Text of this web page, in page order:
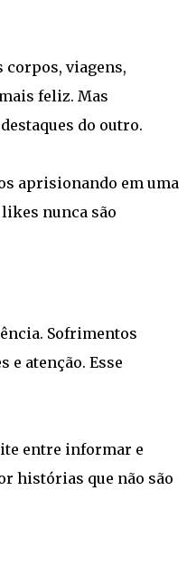
corpos, viagens,
feliz. Mas
do outro.
aprisionando em uma
nunca são
Sofrimentos
e atenção. Esse
entre informar e
histórias que não são